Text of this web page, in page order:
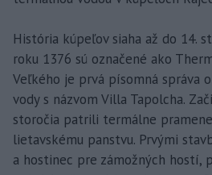
História kúpeľov siaha až do 14.
roku 1376 sú označené ako
Veľkého je prvá písomná správa
vody s názvom Villa Tapolcha.
storočia patrili termálne
lietavskému panstvu. Prvými
a hostinec pre zámožných hostí,